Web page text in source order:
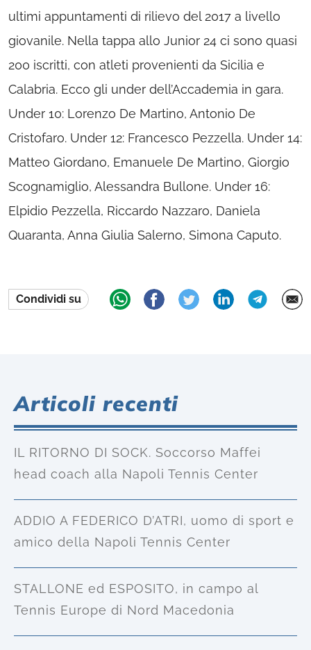
ultimi appuntamenti di rilievo del 2017 a livello
giovanile. Nella tappa allo Junior 24 ci sono quasi
200 iscritti, con atleti provenienti da Sicilia e
Calabria. Ecco gli under dell’Accademia in gara.
Under 10: Lorenzo De Martino, Antonio De
Cristofaro. Under 12: Francesco Pezzella. Under 14:
Matteo Giordano, Emanuele De Martino, Giorgio
Scognamiglio, Alessandra Bullone. Under 16:
Elpidio Pezzella, Riccardo Nazzaro, Daniela
Quaranta, Anna Giulia Salerno, Simona Caputo.
Condividi su
Articoli recenti
IL RITORNO DI SOCK. Soccorso Maffei
head coach alla Napoli Tennis Center
ADDIO A FEDERICO D’ATRI, uomo di sport e
amico della Napoli Tennis Center
STALLONE ed ESPOSITO, in campo al
Tennis Europe di Nord Macedonia